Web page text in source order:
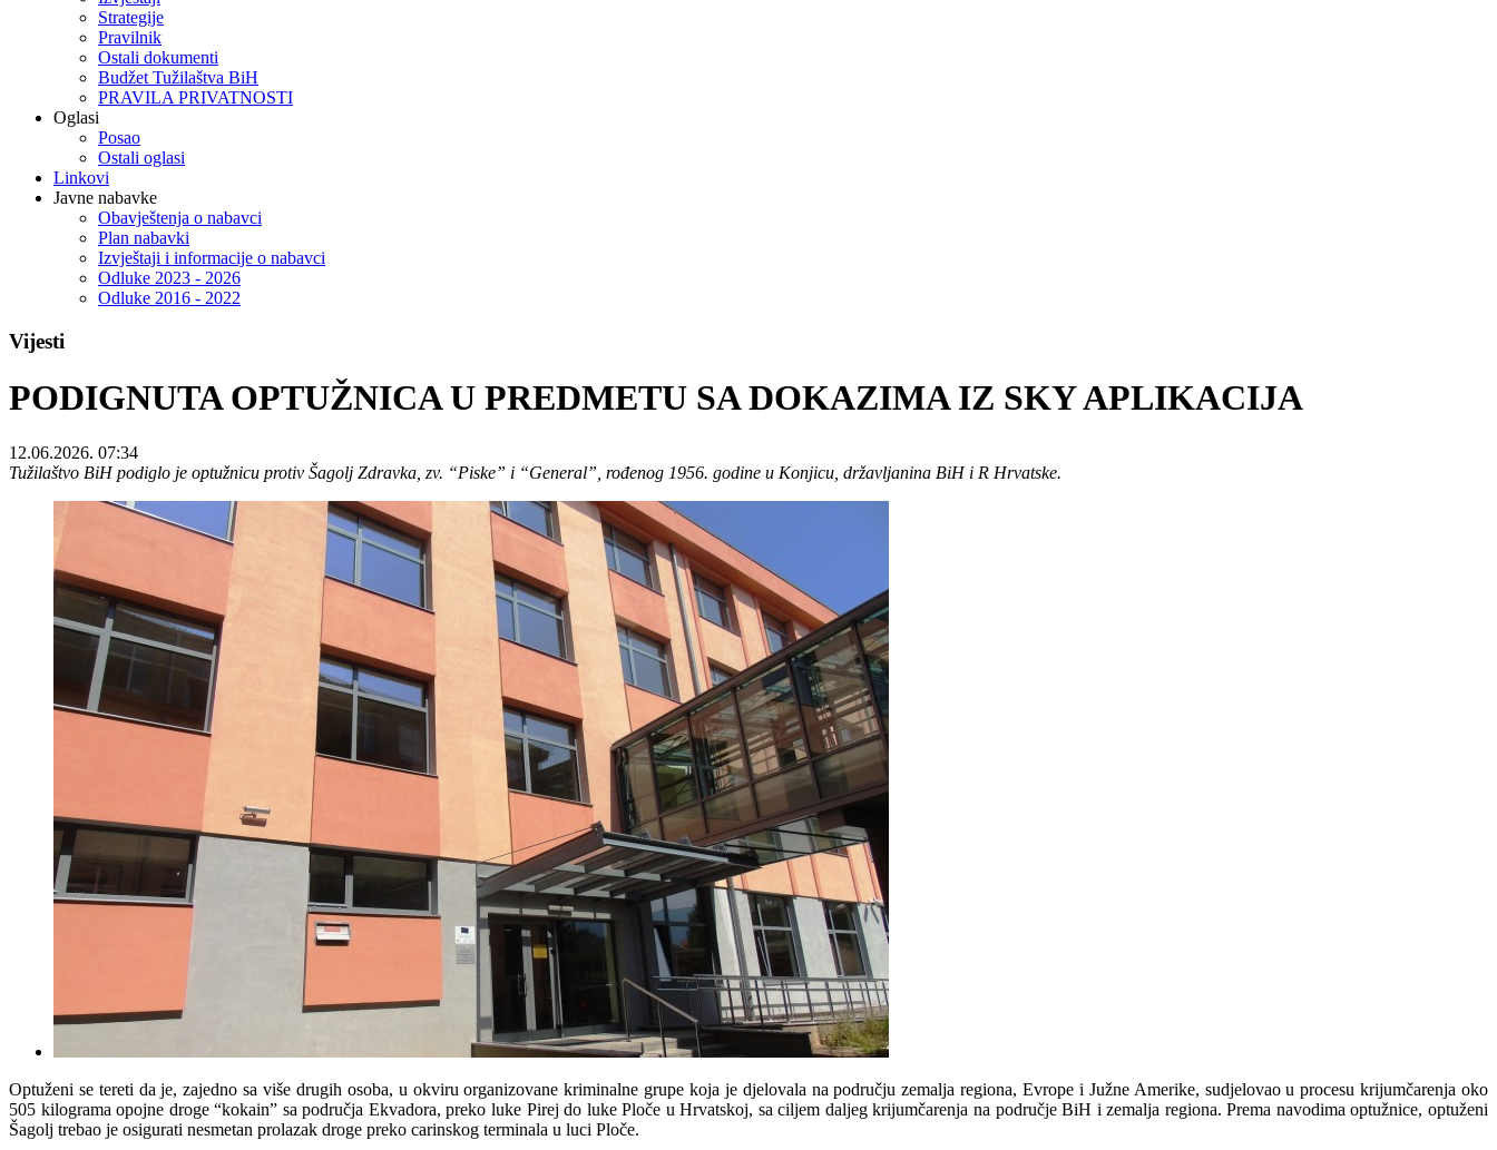
Strategije
Pravilnik
Ostali dokumenti
Budžet Tužilaštva BiH
PRAVILA PRIVATNOSTI
Oglasi
Posao
Ostali oglasi
Linkovi
Javne nabavke
Obavještenja o nabavci
Plan nabavki
Izvještaji i informacije o nabavci
Odluke 2023 - 2026
Odluke 2016 - 2022
Vijesti
PODIGNUTA OPTUŽNICA U PREDMETU SA DOKAZIMA IZ SKY APLIKACIJA
12.06.2026. 07:34
Tužilaštvo BiH podiglo je optužnicu protiv Šagolj Zdravka, zv. “Piske” i “General”, rođenog 1956. godine u Konjicu, državljanina BiH i R Hrvatske.
Optuženi se tereti da je, zajedno sa više drugih osoba, u okviru organizovane kriminalne grupe koja je djelovala na području zemalja regiona, Evrope i Južne Amerike, sudjelovao u procesu krijumčarenja oko
505 kilograma opojne droge “kokain” sa područja Ekvadora, preko luke Pirej do luke Ploče u Hrvatskoj, sa ciljem daljeg krijumčarenja na područje BiH i zemalja regiona. Prema navodima optužnice, optuženi
Šagolj trebao je osigurati nesmetan prolazak droge preko carinskog terminala u luci Ploče.